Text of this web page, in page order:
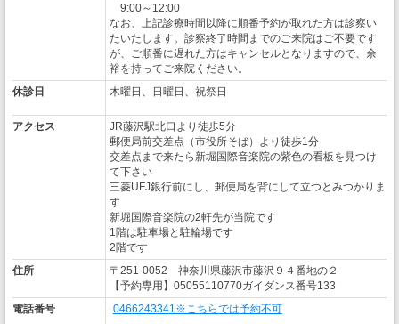
9:00～12:00
なお、上記診療時間以降に順番予約が取れた方は診察い
たいたします。診察終了時間までのご来院はご不要です
が、ご順番に遅れた方はキャンセルとなりますので、余
裕を持ってご来院ください。
休診日
木曜日、日曜日、祝祭日
アクセス
JR藤沢駅北口より徒歩5分
郵便局前交差点（市役所そば）より徒歩1分
交差点まで来たら新堀国際音楽院の紫色の看板を見つけ
て下さい
三菱UFJ銀行前にし、郵便局を背にして立つとみつかりま
す
新堀国際音楽院の2軒先が当院です
1階は駐車場と駐輪場です
2階です
住所
〒251-0052 神奈川県藤沢市藤沢９４番地の２
【予約専用】05055110770ガイダンス番号133
電話番号
0466243341※こちらでは予約不可